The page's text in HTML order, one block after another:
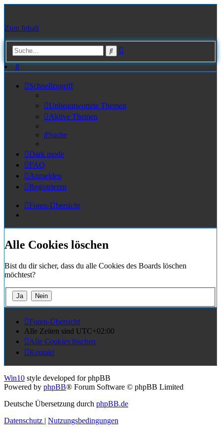
Zum Inhalt
Suche
Suche
Schnellzugriff
Unbeantwortete Themen
Aktive Themen
Suche
Dark mode
FAQ
Anmelden
Registrieren
Foren-Übersicht
Alle Cookies löschen
Bist du dir sicher, dass du alle Cookies des Boards löschen
möchtest?
Foren-Übersicht
Alle Zeiten sind UTC+02:00
Alle Cookies löschen
Kontakt
Win10 style developed for phpBB
Powered by phpBB® Forum Software © phpBB Limited
Deutsche Übersetzung durch phpBB.de
Datenschutz | Nutzungsbedingungen